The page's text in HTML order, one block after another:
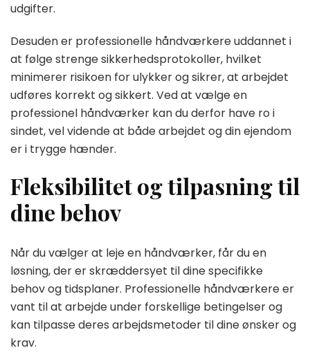
udgifter.
Desuden er professionelle håndværkere uddannet i
at følge strenge sikkerhedsprotokoller, hvilket
minimerer risikoen for ulykker og sikrer, at arbejdet
udføres korrekt og sikkert. Ved at vælge en
professionel håndværker kan du derfor have ro i
sindet, vel vidende at både arbejdet og din ejendom
er i trygge hænder.
Fleksibilitet og tilpasning til
dine behov
Når du vælger at leje en håndværker, får du en
løsning, der er skræddersyet til dine specifikke
behov og tidsplaner. Professionelle håndværkere er
vant til at arbejde under forskellige betingelser og
kan tilpasse deres arbejdsmetoder til dine ønsker og
krav.